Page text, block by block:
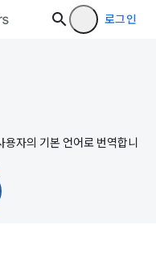
로그인
자의 기본 언어로 번역합니